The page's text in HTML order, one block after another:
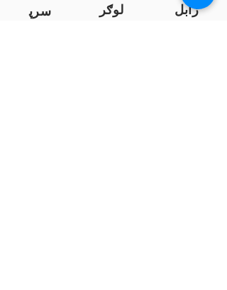
سرپ
لوګر زابل